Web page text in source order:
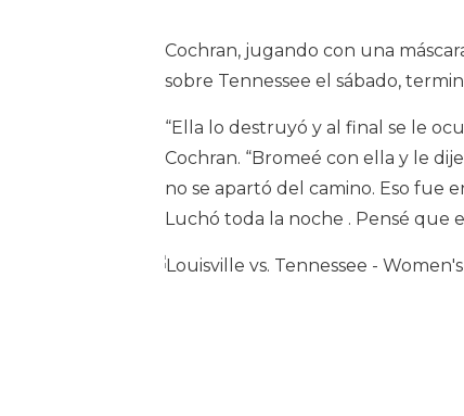
Cochran, jugando con una
sobre Tennessee el sábado,
“Ella lo destruyó y al final se le
Cochran. “Bromeé con ella y le
no se apartó del camino. Eso fue
Luchó toda la noche . Pensé que